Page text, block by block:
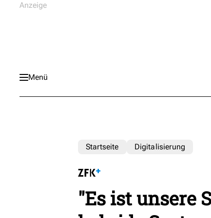
Menü
Startseite Digitalisierung
"Es ist unsere